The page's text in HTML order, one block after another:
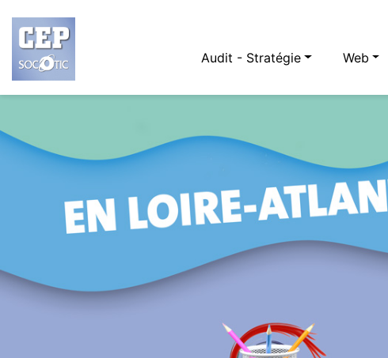
Audit - Stratégie Web